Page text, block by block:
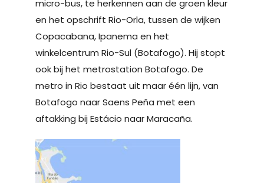
micro-bus, te herkennen aan de groen kleur
en het opschrift Rio-Orla, tussen de wijken
Copacabana, Ipanema en het
winkelcentrum Rio-Sul (Botafogo). Hij stopt
ook bij het metrostation Botafogo. De
metro in Rio bestaat uit maar één lijn, van
Botafogo naar Saens Peña met een
aftakking bij Estácio naar Maracaña.